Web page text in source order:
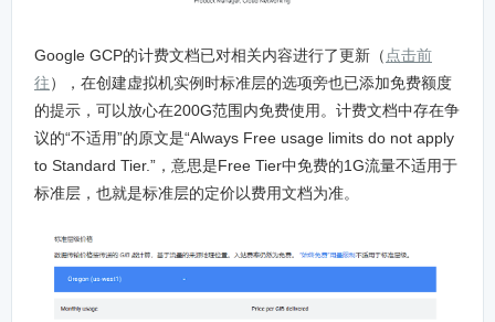
Google GCP的计费文档已对相关内容进行了更新（ 点击前
往），在创建虚拟机实例时标准层的选项旁也已添加免费额度
的提示，可以放心在200G范围内免费使用。计费文档中存在争
议的“不适用”的原文是“Always Free usage limits do not apply
to Standard Tier.”，意思是Free Tier中免费的1G流量不适用于
标准层，也就是标准层的定价以费用文档为准。